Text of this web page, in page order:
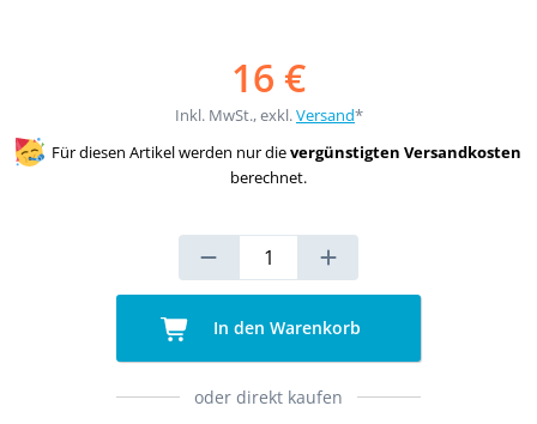
16 €
Inkl. MwSt., exkl.Versand*
Für diesen Artikel werden nur dievergünstigten Versandkosten
berechnet.
In den Warenkorb
oder direkt kaufen